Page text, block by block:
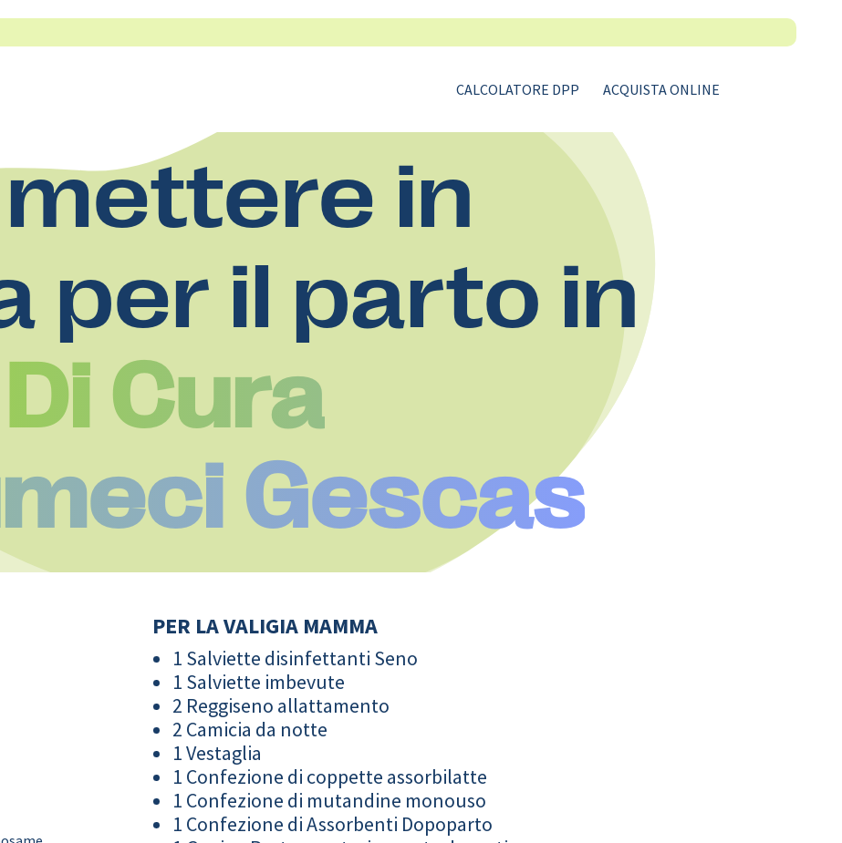
CALCOLATORE DPP ACQUISTA ONLINE
in
per il parto in
Cura
Gescas
PER LA VALIGIA MAMMA
1 Salviette disinfettanti Seno
1 Salviette imbevute
2 Reggiseno allattamento
2 Camicia da notte
1 Vestaglia
1 Confezione di coppette assorbilatte
1 Confezione di mutandine monouso
1 Confezione di Assorbenti Dopoparto